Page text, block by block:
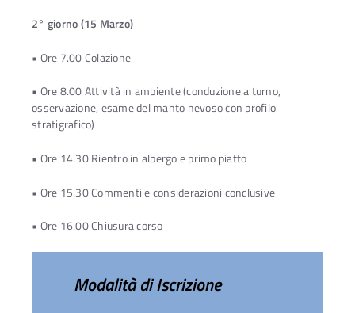
2° giorno (15 Marzo)
• Ore 7.00 Colazione
• Ore 8.00 Attività in ambiente (conduzione a turno,
osservazione, esame del manto nevoso con profilo
stratigrafico)
• Ore 14.30 Rientro in albergo e primo piatto
• Ore 15.30 Commenti e considerazioni conclusive
• Ore 16.00 Chiusura corso
Modalità di Iscrizione